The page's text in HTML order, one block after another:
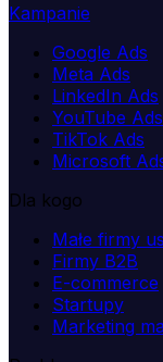
Kampanie
Google Ads
Meta Ads
LinkedIn Ads
YouTube Ads
TikTok Ads
Microsoft
Dla kogo
Małe firmy
Firmy B2B
E-commerce
Startupy
Marketing